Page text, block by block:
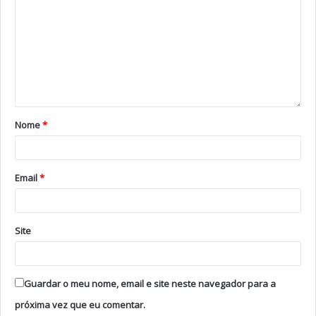
kukeri — usados para afastar maus espíritos — a
poder, autenticidade e alegria, usando um ambiente
sonoro explosivo e repetitivo para representar essa
Uma final de alto nível
Nome*
Email*
Site
Guardar o meu nome, email e site neste navegador para a
próxima vez que eu comentar.